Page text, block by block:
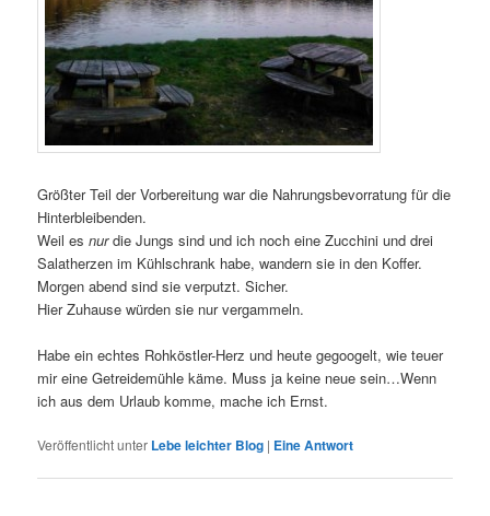
Größter Teil der Vorbereitung war die Nahrungsbevorratung für die
Hinterbleibenden.
Weil esnurdie Jungs sind und ich noch eine Zucchini und drei
Salatherzen im Kühlschrank habe, wandern sie in den Koffer.
Morgen abend sind sie verputzt. Sicher.
Hier Zuhause würden sie nur vergammeln.
Habe ein echtes Rohköstler-Herz und heute gegoogelt, wie teuer
mir eine Getreidemühle käme. Muss ja keine neue sein…Wenn
ich aus dem Urlaub komme, mache ich Ernst.
Veröffentlicht unter Lebe leichter Blog | EineAntwort